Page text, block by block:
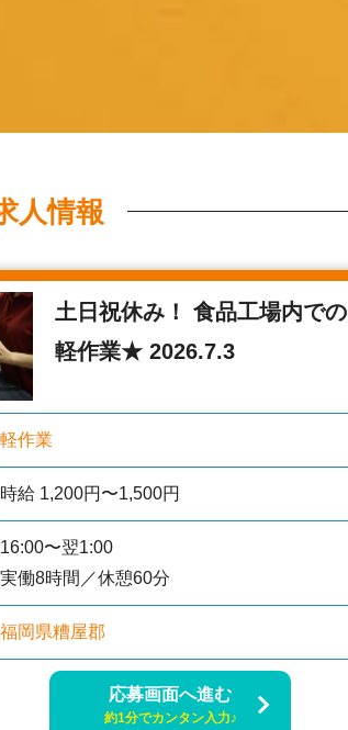
人情報
土日祝休み！ 食品工場内での
軽作業★ 2026.7.3
軽作業
時給 1,200円〜1,500円
16:00〜翌1:00
実働8時間／休憩60分
福岡県糟屋郡
応募画面へ進む
約1分でカンタン入力♪